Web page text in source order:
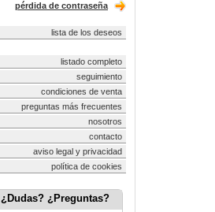
pérdida de contraseña
lista de los deseos
listado completo
seguimiento
condiciones de venta
preguntas más frecuentes
nosotros
contacto
aviso legal y privacidad
política de cookies
¿Dudas? ¿Preguntas?